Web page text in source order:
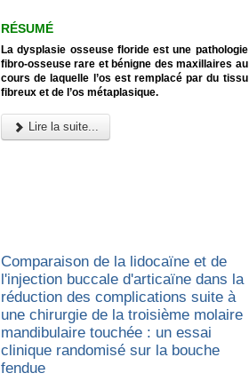
RÉSUMÉ
La dysplasie osseuse floride est une pathologie
fibro-osseuse rare et bénigne des maxillaires au
cours de laquelle l’os est remplacé par du tissu
fibreux et de l’os métaplasique.
Lire la suite...
Comparaison de la lidocaïne et de
l'injection buccale d'articaïne dans la
réduction des complications suite à
une chirurgie de la troisième molaire
mandibulaire touchée : un essai
clinique randomisé sur la bouche
fendue